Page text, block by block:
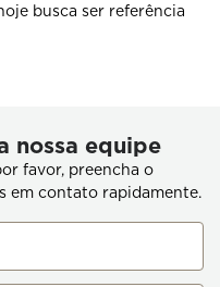
busca ser referência
nossa equipe
favor, preencha o
em contato rapidamente.